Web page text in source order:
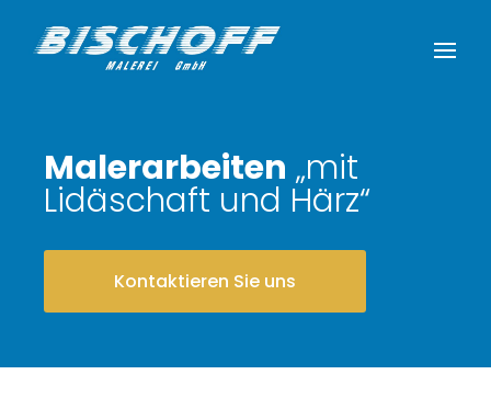
Malerarbeiten „mit
Lidäschaft und Härz“
Kontaktieren Sie uns